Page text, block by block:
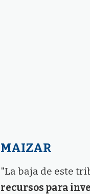
MAIZAR
"La baja de este
recursos para